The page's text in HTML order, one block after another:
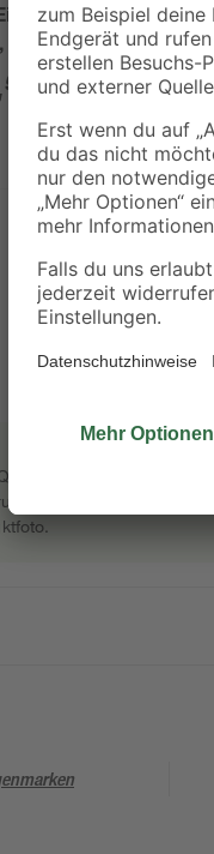
9 cm
3er-Set
99 €
garantieren.
bitten müssen. So